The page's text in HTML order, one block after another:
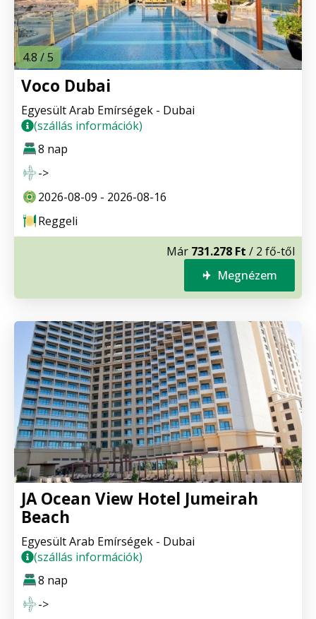
4.8 / 5
Voco Dubai
Egyesült Arab Emírségek - Dubai
(szállás információk)
8 nap
->
2026-08-09 - 2026-08-16
Reggeli
Már 731.278 Ft / 2 fő-től
Megnézem
JA Ocean View Hotel Jumeirah
Beach
Egyesült Arab Emírségek - Dubai
(szállás információk)
8 nap
->